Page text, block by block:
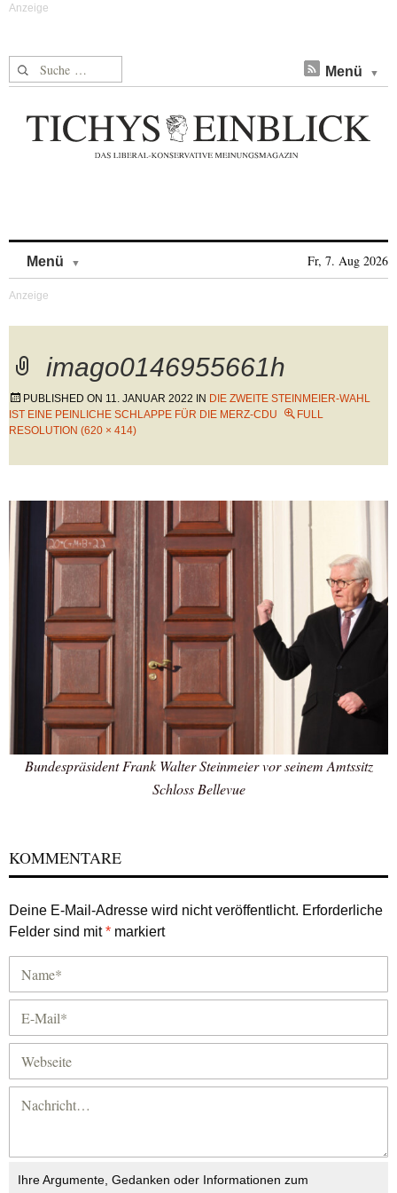
Suche nach: Menü
Menü Fr, 7. Aug 2026
imago0146955661h
PUBLISHED ON 11. JANUAR 2022 IN DIE ZWEITE STEINMEIER-WAHL
IST EINE PEINLICHE SCHLAPPE FÜR DIE MERZ-CDU
FULL
RESOLUTION (620 × 414)
Bundespräsident Frank Walter Steinmeier vor seinem Amtssitz
Schloss Bellevue
KOMMENTARE
Deine E-Mail-Adresse wird nicht veröffentlicht. Erforderliche
Felder sind mit* markiert
Ihre Argumente, Gedanken oder Informationen zum